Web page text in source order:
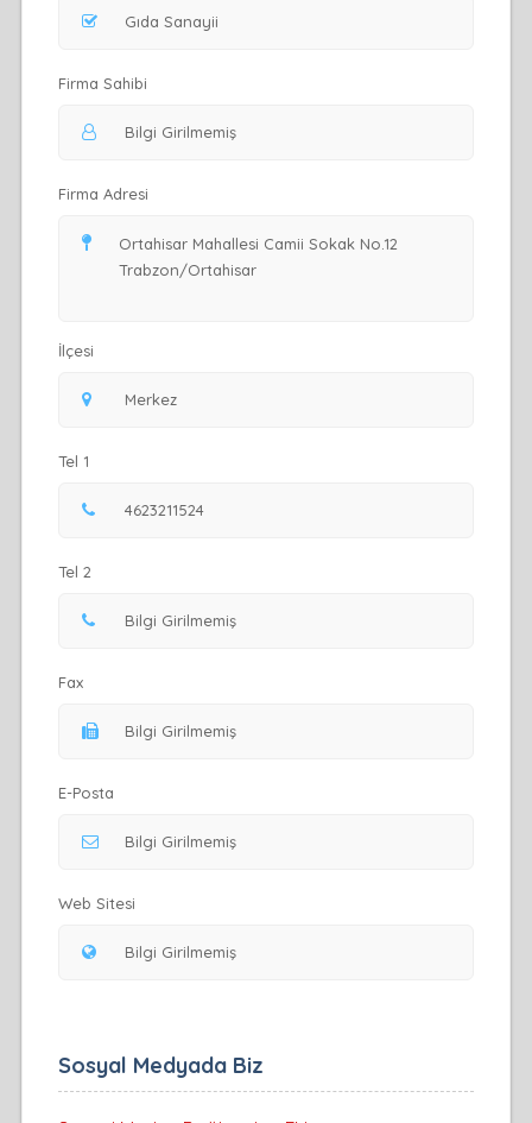
Firma Sahibi
Firma Adresi
İlçesi
Tel 1
Tel 2
Fax
E-Posta
Web Sitesi
Sosyal Medyada Biz